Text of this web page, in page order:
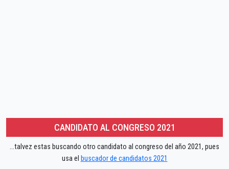
CANDIDATO AL CONGRESO 2021
...talvez estas buscando otro candidato al congreso del año 2021, pues
usa el buscador de candidatos 2021